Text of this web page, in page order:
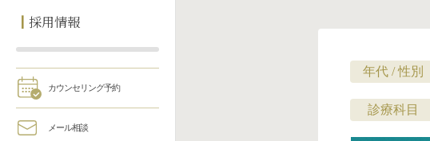
採用情報
カウンセリング予約
メール相談
年代 / 性別
診療科目